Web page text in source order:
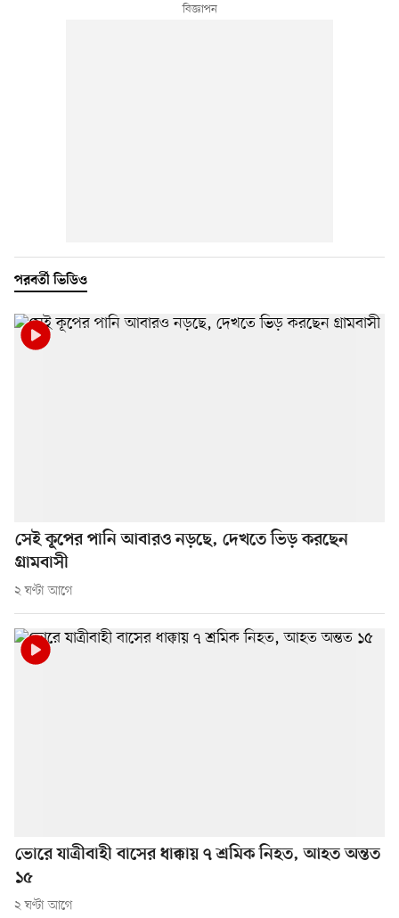
পরবর্তী ভিডিও
সেই কূপের পানি আবারও নড়ছে, দেখতে ভিড় করছেন
গ্রামবাসী
২ ঘণ্টা আগে
ভোরে যাত্রীবাহী বাসের ধাক্কায় ৭ শ্রমিক নিহত, আহত অন্তত
১৫
২ ঘণ্টা আগে